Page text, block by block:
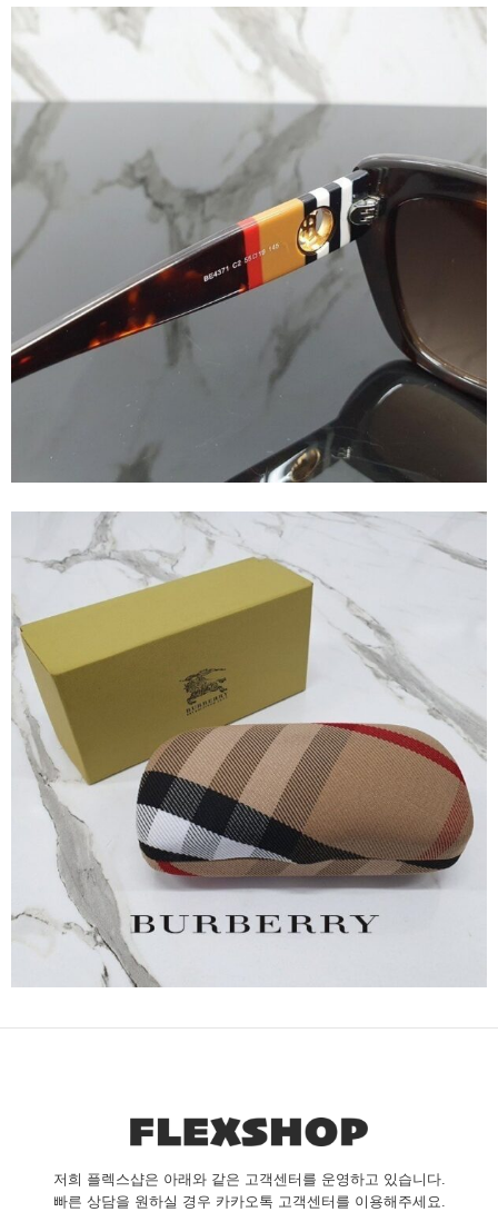
저희 플렉스샵은 아래와 같은 고객센터를 운영하고 있습니다.
빠른 상담을 원하실 경우 카카오톡 고객센터를 이용해주세요.